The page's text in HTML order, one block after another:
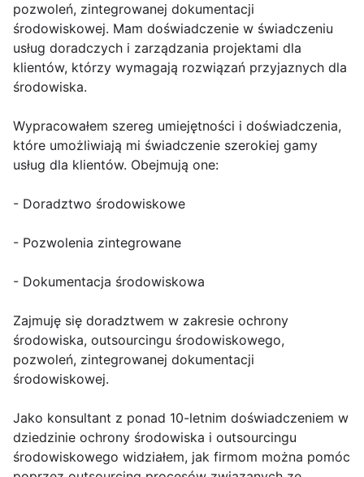
pozwoleń, zintegrowanej dokumentacji
środowiskowej. Mam doświadczenie w świadczeniu
usług doradczych i zarządzania projektami dla
klientów, którzy wymagają rozwiązań przyjaznych dla
środowiska.
Wypracowałem szereg umiejętności i doświadczenia,
które umożliwiają mi świadczenie szerokiej gamy
usług dla klientów. Obejmują one:
- Doradztwo środowiskowe
- Pozwolenia zintegrowane
- Dokumentacja środowiskowa
Zajmuję się doradztwem w zakresie ochrony
środowiska, outsourcingu środowiskowego,
pozwoleń, zintegrowanej dokumentacji
środowiskowej.
Jako konsultant z ponad 10-letnim doświadczeniem w
dziedzinie ochrony środowiska i outsourcingu
środowiskowego widziałem, jak firmom można pomóc